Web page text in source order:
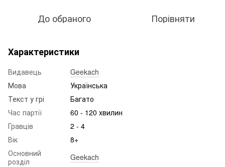
До обраного Порівняти
Характеристики
Видавець
Geekach
Мова
Українська
Текст у грі
Багато
Час партії
60 - 120 хвилин
Гравців
2 - 4
Вік
8+
Основний
розділ
Geekach